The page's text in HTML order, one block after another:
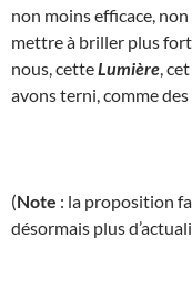
non moins efficace,
mettre à briller plus
nous, cetteLumière , cet
avons terni, comme
(Note : la proposition
désormais plus